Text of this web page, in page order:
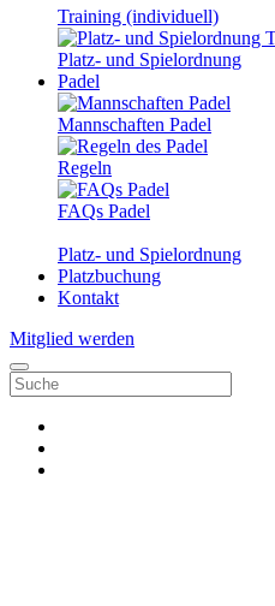
Training (individuell)
Platz- und Spielordnung
Padel
Mannschaften Padel
Regeln
FAQs Padel
Platz- und Spielordnung
Platzbuchung
Kontakt
Mitglied werden